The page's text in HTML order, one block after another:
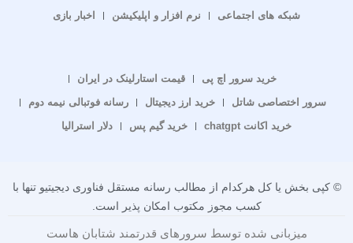
شبکه های اجتماعی
نرم افزار و اپلیکیشن اخبار بازی
خرید سرور اچ پی
قیمت استارلینک در ایران
سرور اختصاصی شاتل
خرید ارز دیجیتال
رسانه فوتبالی نیمه دوم
خرید اکانت chatgpt
خرید گیم پس دلار استرالیا
© کپی بخش یا کل هرکدام از مطالب رسانه مستقل فناوری دیجیتیو تنها با
کسب مجوز مکتوب امکان پذیر است.
میزبانی شده توسط سرورهای قدرتمند شتابان هاست